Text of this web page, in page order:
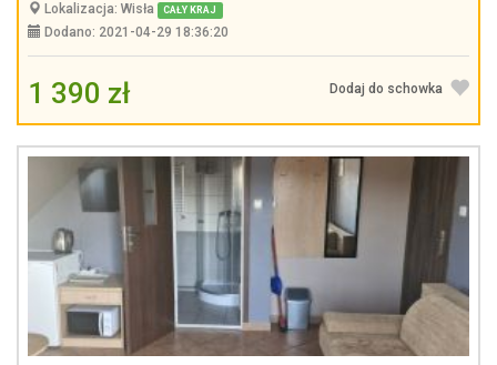
Lokalizacja: Wisła CAŁY KRAJ
Dodano: 2021-04-29 18:36:20
1 390 zł Dodaj do schowka